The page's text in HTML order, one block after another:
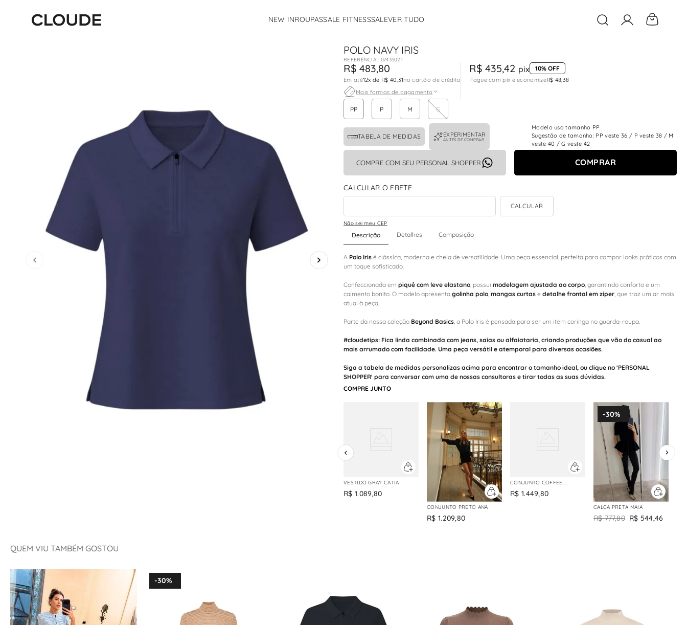
NEW INROUPASSALE FITNESSSALEVER TUDO O que você está
POLO NAVY IRIS
: 07435021
R$ 483,80
Em até12x de R$ 40,31no cartão de crédito
Mais formas de pagamento
R$ 435,42 pix 10% OFF
Pague com pix e economizeR$ 48,38
PP P M G
TABELA DE MEDIDAS EXPERIMENTAR
ANTES DE COMPRAR
Modelo usa tamanho PP
Sugestão de tamanho: PP veste 36 / P veste 38 / M
veste 40 / G veste 42
COMPRE COM SEU PERSONAL SHOPPER COMPRAR
Não sei meu CEP
Descrição Detalhes Composição
A Polo Iris é clássica, moderna e cheia de versatilidade. Uma peça essencial, perfeita para compor looks práticos com
um toque sofisticado.
Confeccionada em piquê com leve elastano, possui modelagem ajustada ao corpo, garantindo conforto e um
caimento bonito. O modelo apresenta golinha polo, mangas curtas e detalhe frontal em zíper, que traz um ar mais
atual à peça.
Parte da nossa coleção Beyond Basics, a Polo Iris é pensada para ser um item coringa no guarda-roupa.
#cloudetips: Fica linda combinada com jeans, saias ou alfaiataria, criando produções que vão do casual ao
mais arrumado com facilidade. Uma peça versátil e atemporal para diversas ocasiões.
Siga a tabela de medidas personalizas acima para encontrar o tamanho ideal, ou clique no 'PERSONAL
SHOPPER' para conversar com uma de nossas consultoras e tirar todas as suas dúvidas.
COMPRE JUNTO
VESTIDO GRAY CATIA
R$ 1.089,80
CONJUNTO PRETO ANA
R$ 1.209,80
CONJUNTO COFFEE
RAFAELA
R$ 1.449,80
-30%
CALÇA PRETA MAIA
R$ 777,80 R$ 544,46
QUEM VIU TAMBÉM GOSTOU
-30%
9º
º